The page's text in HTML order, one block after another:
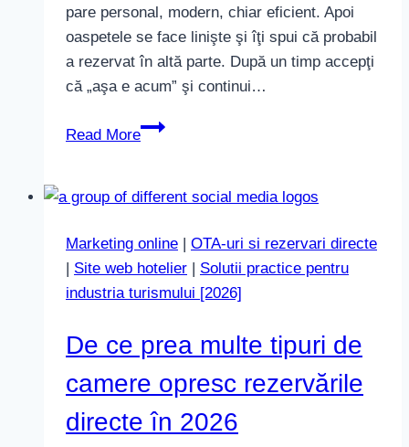
pare personal, modern, chiar eficient. Apoi
oaspetele se face linişte şi îţi spui că probabil
a rezervat în altă parte. După un timp accepţi
că „aşa e acum” şi continui…
Read More
De
ul
nu
trebuie
să
bazeze
WhatsApp
pentru
Marketing online
OTA-uri si rezervari directe
Site web hotelier
Solutii practice pentru
industria turismului [2026]
De ce prea multe tipuri de
camere opresc rezervările
directe în 2026